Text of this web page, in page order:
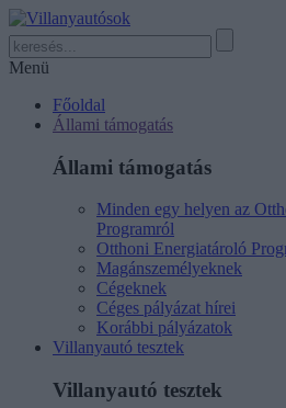
Menü
Főoldal
Állami támogatás
Állami támogatás
Minden egy helyen az
Programról
Otthoni Energiatároló
Magánszemélyeknek
Cégeknek
Céges pályázat hírei
Korábbi pályázatok
Villanyautó tesztek
Villanyautó tesztek